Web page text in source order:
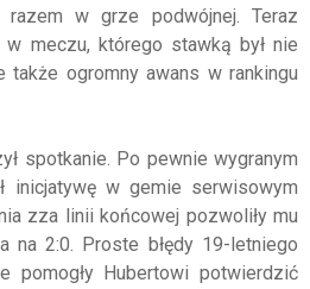
razem w grze podwójnej. Teraz
meczu, którego stawką był nie
ogromny awans w rankingu
spotkanie. Po pewnie wygranym
inicjatywę w gemie serwisowym
zza linii końcowej pozwoliły mu
na 2:0. Proste błędy 19-letniego
pomogły Hubertowi potwierdzić